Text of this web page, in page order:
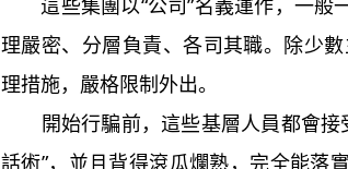
這些集團以“公司”名義運作，一般
理嚴密、分層負責、各司其職。除少
理措施，嚴格限制外出。
開始行騙前，這些基層人員都會接
話術”，並且背得滾瓜爛熟，完全能落